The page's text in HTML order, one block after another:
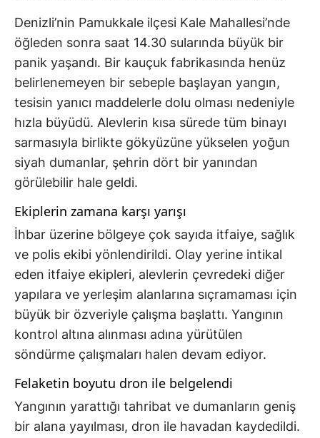
Denizli’nin Pamukkale ilçesi Kale Mahallesi’nde
öğleden sonra saat 14.30 sularında büyük bir
panik yaşandı. Bir kauçuk fabrikasında henüz
belirlenemeyen bir sebeple başlayan yangın,
tesisin yanıcı maddelerle dolu olması nedeniyle
hızla büyüdü. Alevlerin kısa sürede tüm binayı
sarmasıyla birlikte gökyüzüne yükselen yoğun
siyah dumanlar, şehrin dört bir yanından
görülebilir hale geldi.
Ekiplerin zamana karşı yarışı
İhbar üzerine bölgeye çok sayıda itfaiye, sağlık
ve polis ekibi yönlendirildi. Olay yerine intikal
eden itfaiye ekipleri, alevlerin çevredeki diğer
yapılara ve yerleşim alanlarına sıçramaması için
büyük bir özveriyle çalışma başlattı. Yangının
kontrol altına alınması adına yürütülen
söndürme çalışmaları halen devam ediyor.
Felaketin boyutu dron ile belgelendi
Yangının yarattığı tahribat ve dumanların geniş
bir alana yayılması, dron ile havadan kaydedildi.